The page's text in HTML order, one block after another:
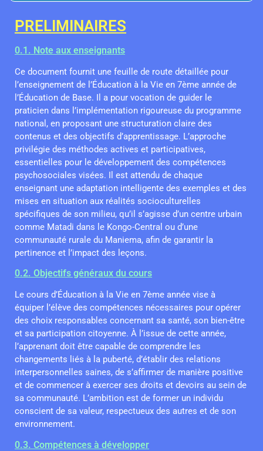
PRELIMINAIRES
0.1. Note aux enseignants
Ce document fournit une feuille de route détaillée pour
l’enseignement de l’Éducation à la Vie en 7ème année de
l’Éducation de Base. Il a pour vocation de guider le
praticien dans l’implémentation rigoureuse du programme
national, en proposant une structuration claire des
contenus et des objectifs d’apprentissage. L’approche
privilégie des méthodes actives et participatives,
essentielles pour le développement des compétences
psychosociales visées. Il est attendu de chaque
enseignant une adaptation intelligente des exemples et des
mises en situation aux réalités socioculturelles
spécifiques de son milieu, qu’il s’agisse d’un centre urbain
comme Matadi dans le Kongo-Central ou d’une
communauté rurale du Maniema, afin de garantir la
pertinence et l’impact des leçons.
0.2. Objectifs généraux du cours
Le cours d’Éducation à la Vie en 7ème année vise à
équiper l’élève des compétences nécessaires pour opérer
des choix responsables concernant sa santé, son bien-être
et sa participation citoyenne. À l’issue de cette année,
l’apprenant doit être capable de comprendre les
changements liés à la puberté, d’établir des relations
interpersonnelles saines, de s’affirmer de manière positive
et de commencer à exercer ses droits et devoirs au sein de
sa communauté. L’ambition est de former un individu
conscient de sa valeur, respectueux des autres et de son
environnement.
0.3. Compétences à développer